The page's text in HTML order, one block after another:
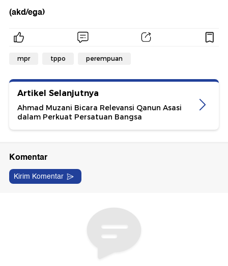
(akd/ega)
mpr tppo perempuan
Artikel Selanjutnya
Ahmad Muzani Bicara Relevansi Qanun Asasi
dalam Perkuat Persatuan Bangsa